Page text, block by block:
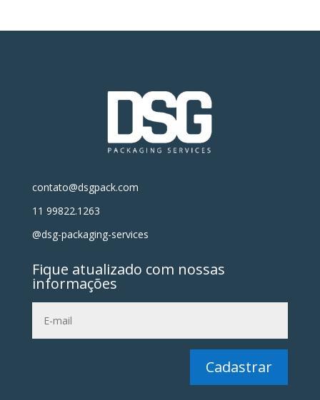
contato@dsgpack.com
11 99822.1263
@dsg-packaging-services
Fique atualizado com nossas
informações
Cadastrar